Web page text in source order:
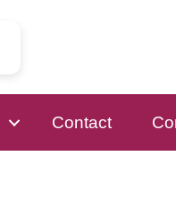
Contact